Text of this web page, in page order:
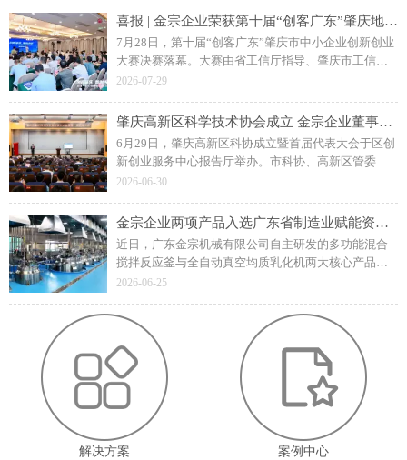
喜报 | 金宗企业荣获第十届“创客广东”肇庆地市赛二等奖
7月28日，第十届“创客广东”肇庆市中小企业创新创业
大赛决赛落幕。大赛由省工信厅指导、肇庆市工信局
主办，主题为“创客肇庆智创未来”。广东金宗机械“水
2026-07-29
肇庆高新区科学技术协会成立 金宗企业董事长钟日强当选副主席
6月29日，肇庆高新区科协成立暨首届代表大会于区创
新创业服务中心报告厅举办。市科协、高新区管委会
相关领导，各单位、科研院校及金宗机械等企业代表
2026-06-30
金宗企业两项产品入选广东省制造业赋能资源名录
近日，广东金宗机械有限公司自主研发的多功能混合
搅拌反应釜与全自动真空均质乳化机两大核心产品凭
借技术先进性与成熟应用价值顺利通过遴选，标志着
获得省级官方认定。
2026-06-25
解决方案 案例中心